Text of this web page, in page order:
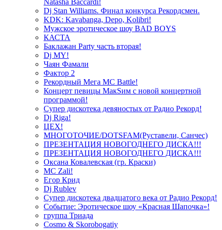
Natasha Baccardi!
Dj Stan Williams. Финал конкурса Рекордсмен.
KDK: Kavabanga, Depo, Kolibri!
Мужское эротическое шоу BAD BOYS
КАСТА
Баклажан Party часть вторая!
Dj MY!
Чаян Фамали
Фактор 2
Рекордный Мега МС Battle!
Концерт певицы МакSим с новой концертной
программой!
Супер дискотека девяностых от Радио Рекорд!
Dj Riga!
ЦЕХ!
МНОГОТОЧИЕ/DOTSFAM(Руставели, Санчес)
ПРЕЗЕНТАЦИЯ НОВОГОДНЕГО ДИСКА!!!
ПРЕЗЕНТАЦИЯ НОВОГОДНЕГО ДИСКА!!!
Оксана Ковалевская (гр. Краски)
MC Zali!
Егор Крид
Dj Rublev
Супер дискотека двадцатого века от Радио Рекорд!
Событие: Эротическое шоу «Красная Шапочка»!
группа Триада
Cosmo & Skorobogatiy